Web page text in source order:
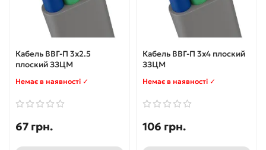
Кабель ВВГ-П 3x2.5
плоский ЗЗЦМ
Немає в наявності ✓
67 грн.
Кабель ВВГ-П 3x4 плоский
ЗЗЦМ
Немає в наявності ✓
106 грн.